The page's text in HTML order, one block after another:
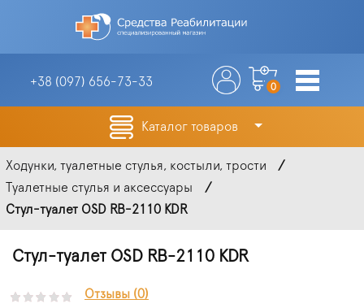
+38 (097) 656-73-33 0
Каталог товаров
Ходунки, туалетные стулья, костыли, трости
Туалетные стулья и аксессуары
Стул-туалет OSD RB-2110 KDR
Стул-туалет OSD RB-2110 KDR
Отзывы (0)